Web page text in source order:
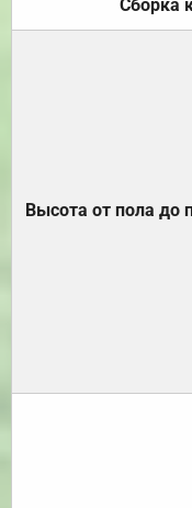
Сборка
Высота от пола до